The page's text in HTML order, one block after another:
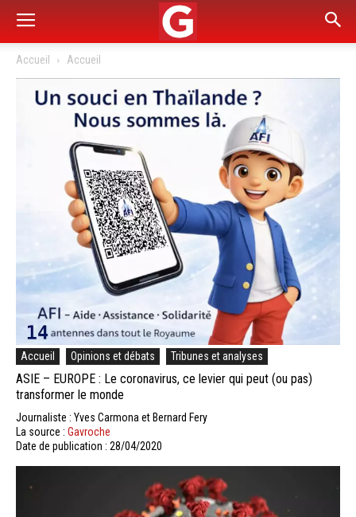
Accueil Accueil
Accueil Opinions et débats Tribunes et analyses
ASIE – EUROPE : Le coronavirus, ce levier qui peut (ou pas)
transformer le monde
Journaliste : Yves Carmona et Bernard Fery
La source : Gavroche
Date de publication : 28/04/2020